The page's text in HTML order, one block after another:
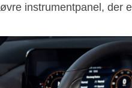
øvre instrumentpanel, der